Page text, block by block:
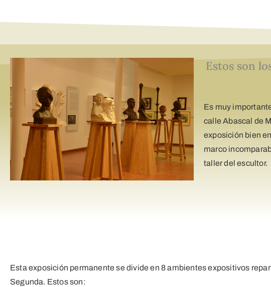
Estos son
Es muy
calle Abascal de
exposición bien
marco
taller del escultor.
Esta exposición permanente se divide en 8 ambientes expositivos
Segunda. Estos son: